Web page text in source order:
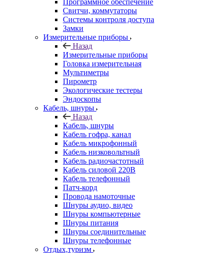
Программное обеспечение
Свитчи, коммутаторы
Системы контроля доступа
Замки
Измерительные приборы
Назад
Измерительные приборы
Головка измерительная
Мультиметры
Пирометр
Экологические тестеры
Эндоскопы
Кабель, шнуры
Назад
Кабель, шнуры
Кабель гофра, канал
Кабель микрофонный
Кабель низковольтный
Кабель радиочастотный
Кабель силовой 220В
Кабель телефонный
Патч-корд
Провода намоточные
Шнуры аудио, видео
Шнуры компьютерные
Шнуры питания
Шнуры соединительные
Шнуры телефонные
Отдых,туризм